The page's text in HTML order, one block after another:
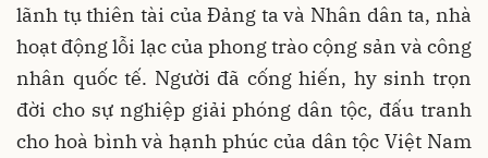
lãnh tụ thiên tài của Đảng ta và Nhân dân ta, nhà
hoạt động lỗi lạc của phong trào cộng sản và công
nhân quốc tế. Người đã cống hiến, hy sinh trọn
đời cho sự nghiệp giải phóng dân tộc, đấu tranh
cho hoà bình và hạnh phúc của dân tộc Việt Nam